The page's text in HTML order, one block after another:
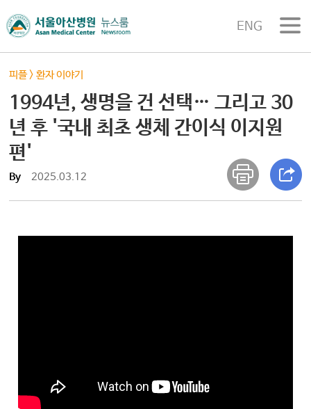
ENG
피플>환자 이야기
1994년, 생명을 건 선택… 그리고 30
년 후 '국내 최초 생체 간이식 이지원
편'
By 2025.03.12